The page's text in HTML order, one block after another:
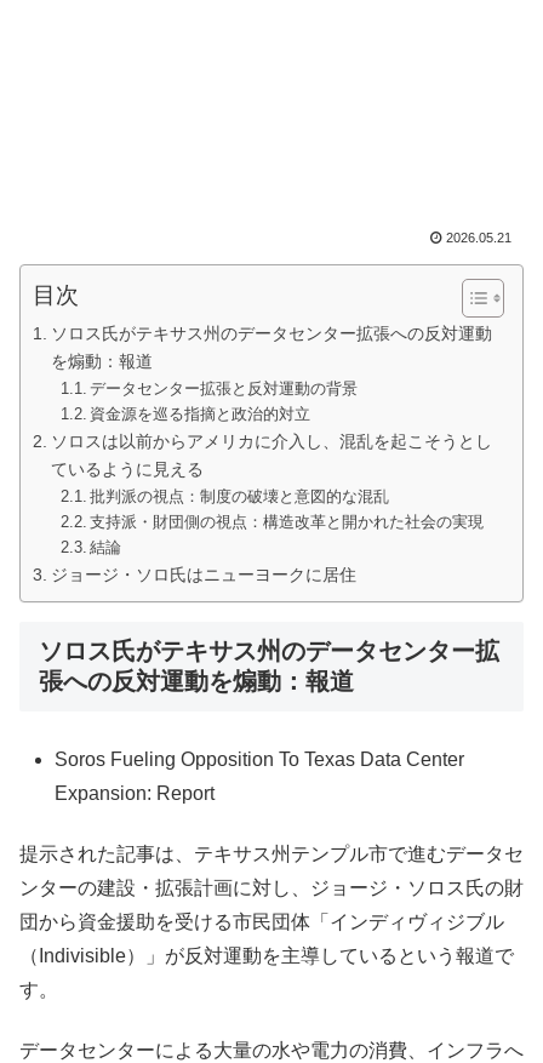
2026.05.21
目次
ソロス氏がテキサス州のデータセンター拡張への反対運動
を煽動：報道
データセンター拡張と反対運動の背景
資金源を巡る指摘と政治的対立
ソロスは以前からアメリカに介入し、混乱を起こそうとし
ているように見える
批判派の視点：制度の破壊と意図的な混乱
支持派・財団側の視点：構造改革と開かれた社会の実現
結論
ジョージ・ソロ氏はニューヨークに居住
ソロス氏がテキサス州のデータセンター拡
張への反対運動を煽動：報道
Soros Fueling Opposition To Texas Data Center
Expansion: Report
提示された記事は、テキサス州テンプル市で進むデータセ
ンターの建設・拡張計画に対し、ジョージ・ソロス氏の財
団から資金援助を受ける市民団体「インディヴィジブル
（Indivisible）」が反対運動を主導しているという報道で
す。
データセンターによる大量の水や電力の消費、インフラへ